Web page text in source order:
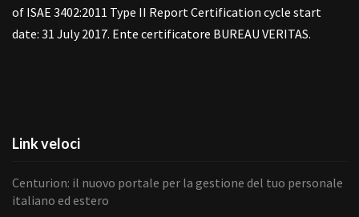
of ISAE 3402:2011 Type II Report Certification cycle start
date: 31 July 2017. Ente certificatore BUREAU VERITAS.
Link veloci
Centurion: il nuovo portale per la gestione del tuo personale
italiano ed estero